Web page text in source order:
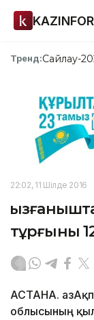
Тренд:Сайлау-
22:02, 11 Шілде 2016
тұрғыны
АСТАНА.
облысының